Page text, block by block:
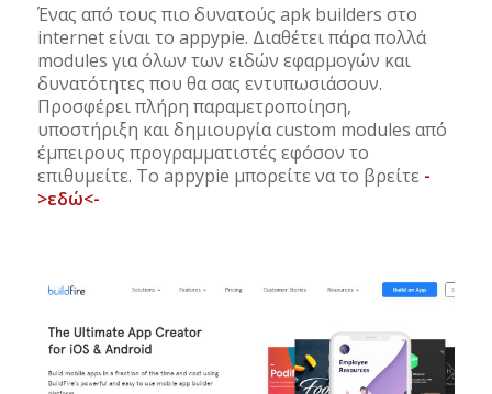
Ένας από τους πιο δυνατούς apk builders στο
internet είναι το appypie. Διαθέτει πάρα πολλά
modules για όλων των ειδών εφαρμογών και
δυνατότητες που θα σας εντυπωσιάσουν.
Προσφέρει πλήρη παραμετροποίηση,
υποστήριξη και δημιουργία custom modules από
έμπειρους προγραμματιστές εφόσον το
επιθυμείτε. Το appypie μπορείτε να το βρείτε -
>εδώ<-